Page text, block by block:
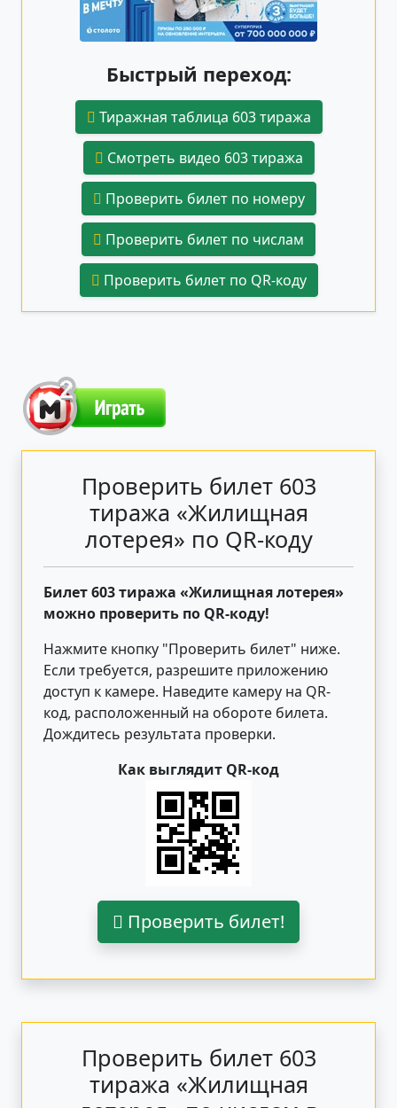
Быстрый переход:
Тиражная таблица 603 тиража
Смотреть видео 603 тиража
Проверить билет по номеру
Проверить билет по числам
Проверить билет по QR-коду
Проверить билет 603
тиража «Жилищная
лотерея» по QR-коду
Билет 603 тиража «Жилищная лотерея»
можно проверить по QR-коду!
Нажмите кнопку "Проверить билет" ниже.
Если требуется, разрешите приложению
доступ к камере. Наведите камеру на QR-
код, расположенный на обороте билета.
Дождитесь результата проверки.
Как выглядит QR-код
Проверить билет!
Проверить билет 603
тиража «Жилищная